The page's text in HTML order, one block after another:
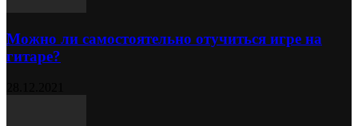
Можно ли самостоятельно отучиться игре на
гитаре?